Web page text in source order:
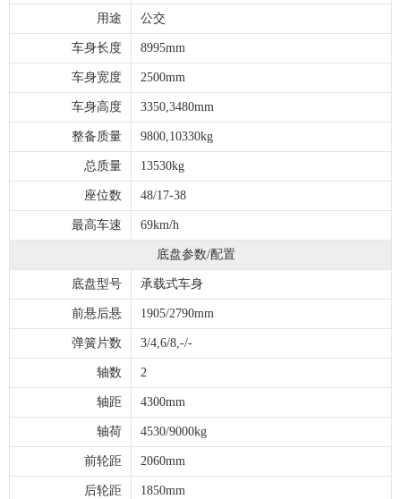
用途 公交
车身长度 8995mm
车身宽度 2500mm
车身高度 3350,3480mm
整备质量 9800,10330kg
总质量 13530kg
座位数 48/17-38
最高车速 69km/h
底盘参数/配置
底盘型号 承载式车身
前悬后悬 1905/2790mm
弹簧片数 3/4,6/8,-/-
轴数 2
轴距 4300mm
轴荷 4530/9000kg
前轮距 2060mm
后轮距 1850mm